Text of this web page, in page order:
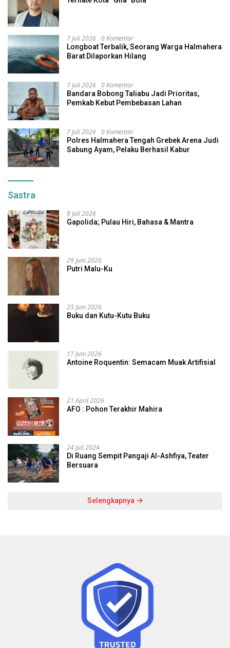
7 Juli 2026 0 Komentar
Longboat Terbalik, Seorang Warga Halmahera
Barat Dilaporkan Hilang
7 Juli 2026 0 Komentar
Bandara Bobong Taliabu Jadi Prioritas,
Pemkab Kebut Pembebasan Lahan
7 Juli 2026 0 Komentar
Polres Halmahera Tengah Grebek Arena Judi
Sabung Ayam, Pelaku Berhasil Kabur
Sastra
9 Juli 2026
Gapolida; Pulau Hiri, Bahasa & Mantra
29 Juni 2026
Putri Malu-Ku
23 Juni 2026
Buku dan Kutu-Kutu Buku
17 Juni 2026
Antoine Roquentin: Semacam Muak Artifisial
21 April 2026
AFO : Pohon Terakhir Mahira
24 Juli 2024
Di Ruang Sempit Pangaji Al-Ashfiya, Teater
Bersuara
Selengkapnya